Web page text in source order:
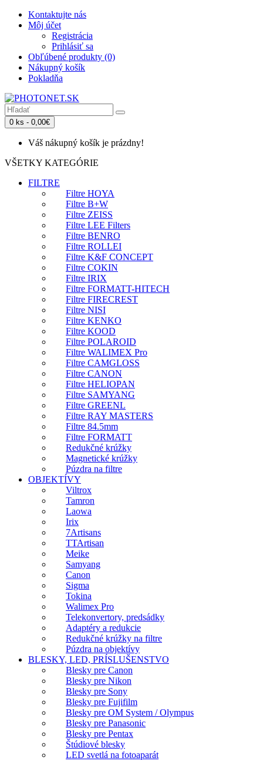
Kontaktujte nás
Môj účet
Registrácia
Prihlásiť sa
Obľúbené produkty (0)
Nákupný košík
Pokladňa
0 ks - 0,00€
Váš nákupný košík je prázdny!
VŠETKY KATEGÓRIE
FILTRE
Filtre HOYA
Filtre B+W
Filtre ZEISS
Filtre LEE Filters
Filtre BENRO
Filtre ROLLEI
Filtre K&F CONCEPT
Filtre COKIN
Filtre IRIX
Filtre FORMATT-HITECH
Filtre FIRECREST
Filtre NISI
Filtre KENKO
Filtre KOOD
Filtre POLAROID
Filtre WALIMEX Pro
Filtre CAMGLOSS
Filtre CANON
Filtre HELIOPAN
Filtre SAMYANG
Filtre GREENL
Filtre RAY MASTERS
Filtre 84.5mm
Filtre FORMATT
Redukčné krúžky
Magnetické krúžky
Púzdra na filtre
OBJEKTÍVY
Viltrox
Tamron
Laowa
Irix
7Artisans
TTArtisan
Meike
Samyang
Canon
Sigma
Tokina
Walimex Pro
Telekonvertory, predsádky
Adaptéry a redukcie
Redukčné krúžky na filtre
Púzdra na objektívy
BLESKY, LED, PRÍSLUŠENSTVO
Blesky pre Canon
Blesky pre Nikon
Blesky pre Sony
Blesky pre Fujifilm
Blesky pre OM System / Olympus
Blesky pre Panasonic
Blesky pre Pentax
Štúdiové blesky
LED svetlá na fotoaparát